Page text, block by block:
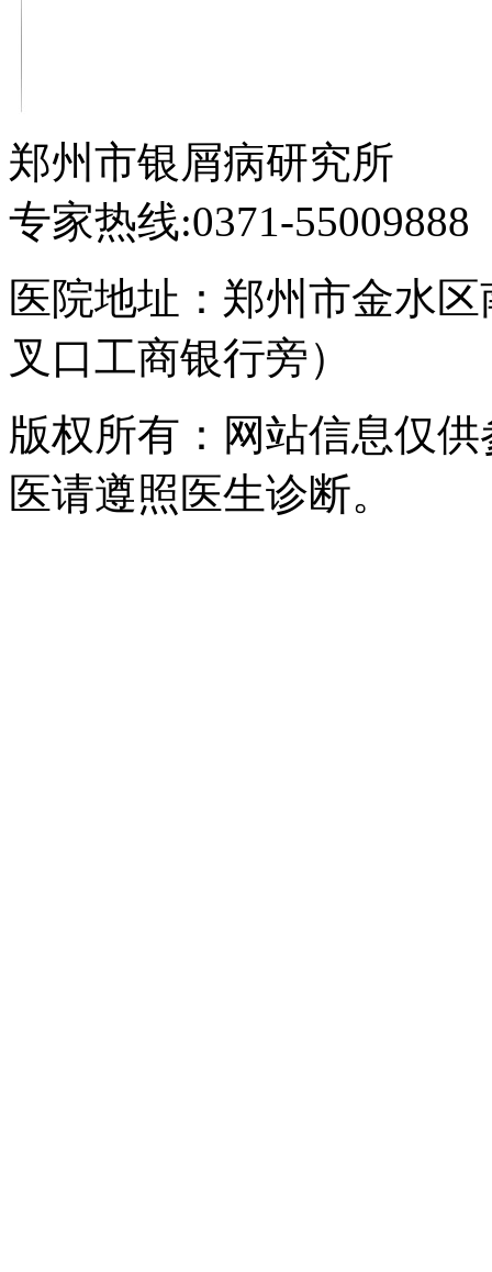
郑州市银屑病研究所
专家热线:0371-55009888
医院地址：郑州市金水
叉口工商银行旁）
版权所有：网站信息仅
医请遵照医生诊断。